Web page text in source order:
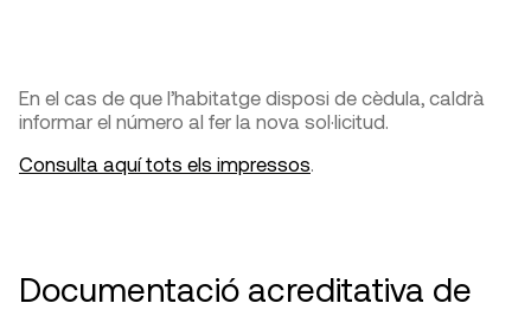
En el cas de que l’habitatge disposi de cèdula, caldrà
informar el número al fer la nova sol·licitud.
Consulta aquí tots els impressos.
Documentació acreditativa de